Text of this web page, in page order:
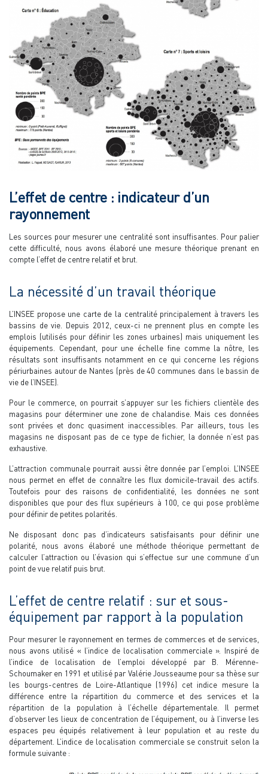
L’effet de centre : indicateur d’un
rayonnement
Les sources pour mesurer une centralité sont insuffisantes. Pour palier
cette difficulté, nous avons élaboré une mesure théorique prenant en
compte l’effet de centre relatif et brut.
La nécessité d’un travail théorique
L’INSEE propose une carte de la centralité principalement à travers les
bassins de vie. Depuis 2012, ceux-ci ne prennent plus en compte les
emplois (utilisés pour définir les zones urbaines) mais uniquement les
équipements. Cependant, pour une échelle fine comme la nôtre, les
résultats sont insuffisants notamment en ce qui concerne les régions
périurbaines autour de Nantes (près de 40 communes dans le bassin de
vie de l’INSEE).
Pour le commerce, on pourrait s’appuyer sur les fichiers clientèle des
magasins pour déterminer une zone de chalandise. Mais ces données
sont privées et donc quasiment inaccessibles. Par ailleurs, tous les
magasins ne disposant pas de ce type de fichier, la donnée n’est pas
exhaustive.
L’attraction communale pourrait aussi être donnée par l’emploi. L’INSEE
nous permet en effet de connaître les flux domicile-travail des actifs.
Toutefois pour des raisons de confidentialité, les données ne sont
disponibles que pour des flux supérieurs à 100, ce qui pose problème
pour définir de petites polarités.
Ne disposant donc pas d’indicateurs satisfaisants pour définir une
polarité, nous avons élaboré une méthode théorique permettant de
calculer l’attraction ou l’évasion qui s’effectue sur une commune d’un
point de vue relatif puis brut.
L’effet de centre relatif : sur et sous-
équipement par rapport à la population
Pour mesurer le rayonnement en termes de commerces et de services,
nous avons utilisé « l’indice de localisation commerciale ». Inspiré de
l’indice de localisation de l’emploi développé par B. Mérenne-
Schoumaker en 1991 et utilisé par Valérie Jousseaume pour sa thèse sur
les bourgs-centres de Loire-Atlantique (1996) cet indice mesure la
différence entre la répartition du commerce et des services et la
répartition de la population à l’échelle départementale. Il permet
d’observer les lieux de concentration de l’équipement, ou à l’inverse les
espaces peu équipés relativement à leur population et au reste du
département. L’indice de localisation commerciale se construit selon la
formule suivante :